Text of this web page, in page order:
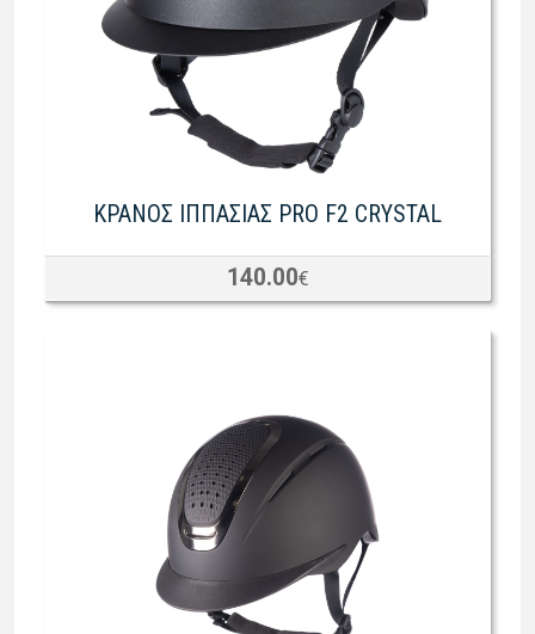
ΚΡΑΝΟΣ ΙΠΠΑΣΙΑΣ PRO F2 CRYSTAL
140.00€